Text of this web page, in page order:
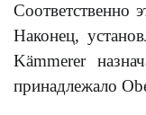
Соответственно
Наконец,
Kämmerer
принадлежало